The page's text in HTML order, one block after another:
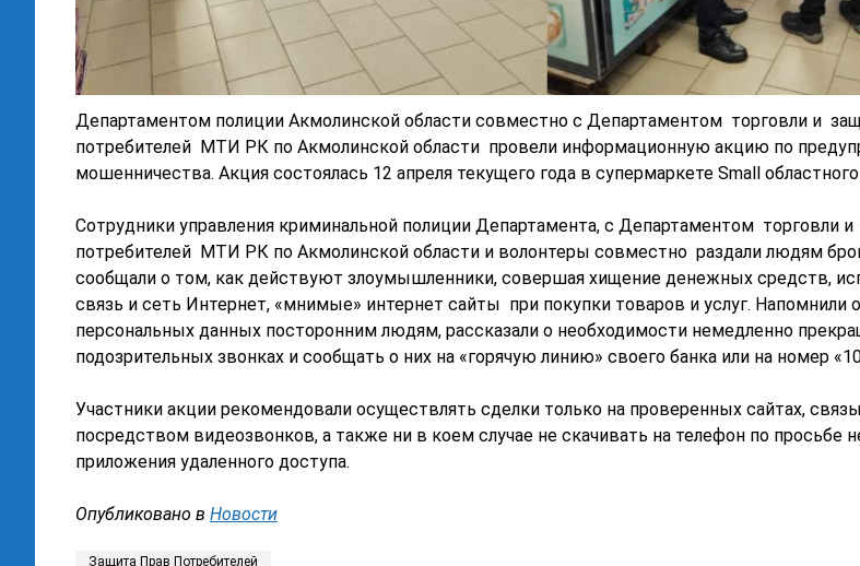
Департаментом полиции Акмолинской области совместно с Департаментом торговли и
потребителей МТИ РК по Акмолинской области провели информационную акцию по
мошенничества. Акция состоялась 12 апреля текущего года в супермаркете Smаll
Cотрудники управления криминальной полиции Департамента, с Департаментом торговли
потребителей МТИ РК по Акмолинской области и волонтеры совместно раздали людям
сообщали о том, как действуют злоумышленники, совершая хищение денежных средств,
связь и сеть Интернет, «мнимые» интернет сайты при покупки товаров и услуг. Напомнили
персональных данных посторонним людям, рассказали о необходимости немедленно
подозрительных звонках и сообщать о них на «горячую линию» своего банка или на номер
Участники акции рекомендовали осуществлять сделки только на проверенных сайтах,
посредством видеозвонков, а также ни в коем случае не скачивать на телефон по просьбе
приложения удаленного доступа.
Опубликовано в Новости
Защита Прав Потребителей